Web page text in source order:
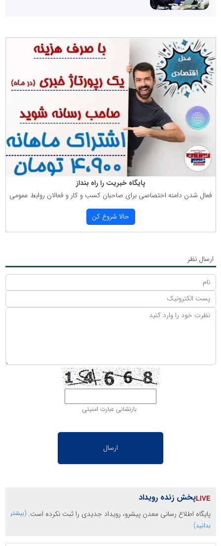
پایگاه خبریت را راه بنداز
فعال شدن دامنه اختصاصی برای صاحبان كسب و كار و فعالان روابط عمومی
حالا شروع كن
ارسال نظر
بازنشانی عبارت امنیتی
پخش زنده رویداد
پایگاه اطلاع رسانی معدن پیشرو، رویداد جدیدی را ثبت نکرده است. (بیشتر
بدانید)